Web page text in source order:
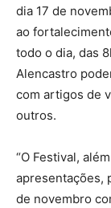
dia 17 de
ao
todo o dia, das
Alencastro
com artigos de
outros.
“O Festival,
apresentações,
de novembro